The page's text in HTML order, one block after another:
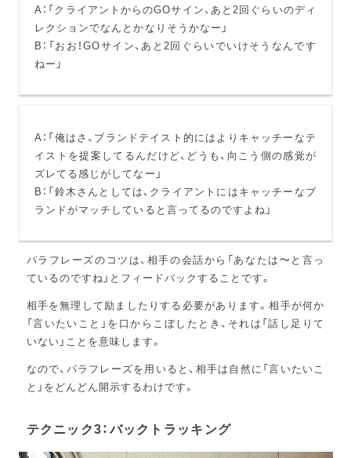
A：「クライアントからのGOサイン、あと2回ぐらいのディ
レクションでなんとかなりそうかなー」
B：「おお！GOサイン、あと2回ぐらいでいけそうなんです
ねー」
A：「俺はさ、ブランドテイスト的にはよりキャッチーなテ
イストを提案してるんだけど、どうも、向こう側の感覚が
ズレてる感じがしてなー」
B：「鈴木さんとしては、クライアントにはキャッチーなブ
ランドがマッチしていると言ってるのですよね」
パラフレーズのコツは、相手の会話から「あなたは〜と言っ
ているのですね」とフィードバックすることです。
相手を無理して励ましたりする必要があります。相手が何か
「言いたいこと」を口からこぼしたとき、それは「話し足りて
いない」ことを意味します。
なので、パラフレーズを用いると、相手は自然に「言いたいこ
と」をどんどん開示するわけです。
テクニック3：バックトラッキング